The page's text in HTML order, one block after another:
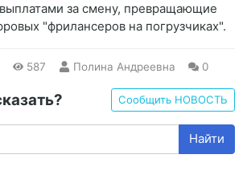
за смену, превращающие
"фрилансеров на погрузчиках".
587 Полина Андреевна 0
Сообщить НОВОСТЬ
Найти